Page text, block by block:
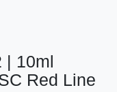
| 10ml
Red Line